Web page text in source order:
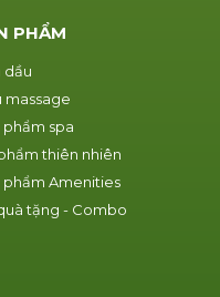
PHẨM
dầu
massage
phẩm spa
thiên nhiên
phẩm Amenities
tặng - Combo